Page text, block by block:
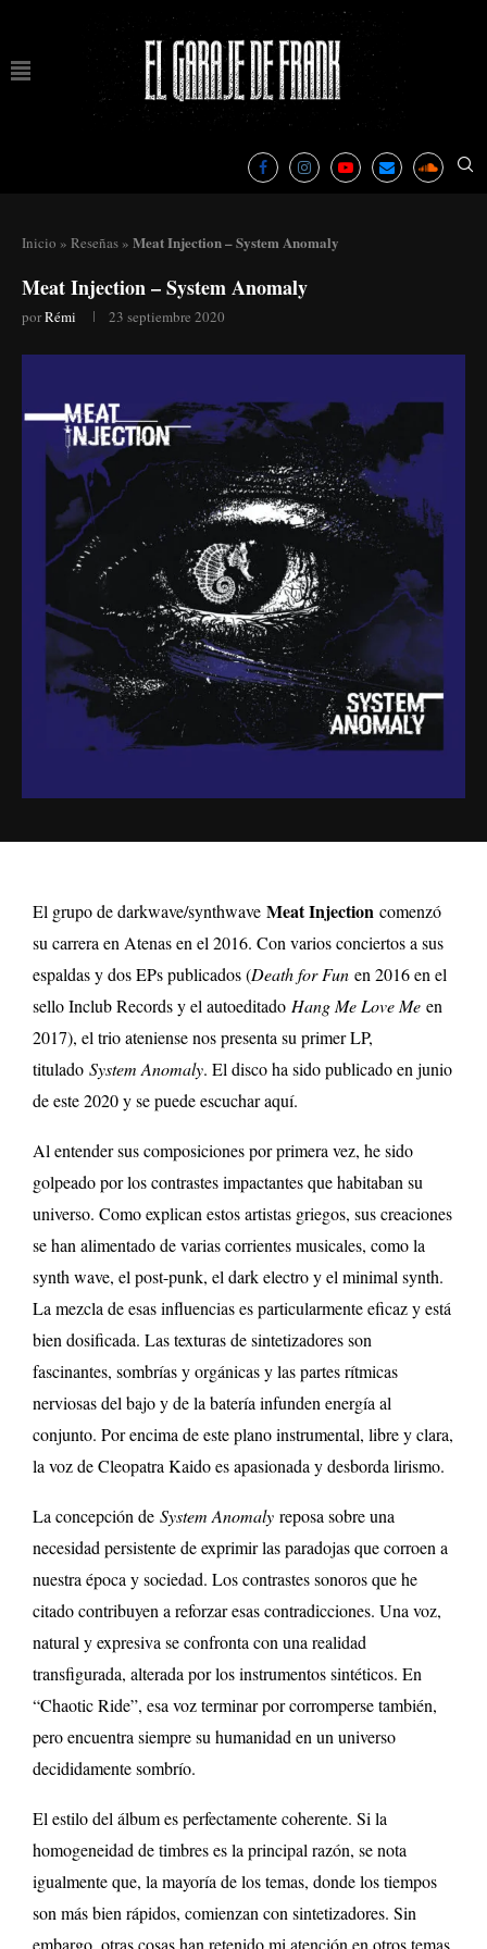
Inicio » Reseñas » Meat Injection – System Anomaly
Meat Injection – System Anomaly
porRémi 23 septiembre 2020
El grupo de darkwave/synthwave Meat Injection comenzó
su carrera en Atenas en el 2016. Con varios conciertos a sus
espaldas y dos EPs publicados (Death for Fun en 2016 en el
sello Inclub Records y el autoeditado Hang Me Love Me en
2017), el trio ateniense nos presenta su primer LP,
titulado System Anomaly. El disco ha sido publicado en junio
de este 2020 y se puede escuchar aquí.
Al entender sus composiciones por primera vez, he sido
golpeado por los contrastes impactantes que habitaban su
universo. Como explican estos artistas griegos, sus creaciones
se han alimentado de varias corrientes musicales, como la
synth wave, el post-punk, el dark electro y el minimal synth.
La mezcla de esas influencias es particularmente eficaz y está
bien dosificada. Las texturas de sintetizadores son
fascinantes, sombrías y orgánicas y las partes rítmicas
nerviosas del bajo y de la batería infunden energía al
conjunto. Por encima de este plano instrumental, libre y clara,
la voz de Cleopatra Kaido es apasionada y desborda lirismo.
La concepción de System Anomaly reposa sobre una
necesidad persistente de exprimir las paradojas que corroen a
nuestra época y sociedad. Los contrastes sonoros que he
citado contribuyen a reforzar esas contradicciones. Una voz,
natural y expresiva se confronta con una realidad
transfigurada, alterada por los instrumentos sintéticos. En
“Chaotic Ride”, esa voz terminar por corromperse también,
pero encuentra siempre su humanidad en un universo
decididamente sombrío.
El estilo del álbum es perfectamente coherente. Si la
homogeneidad de timbres es la principal razón, se nota
igualmente que, la mayoría de los temas, donde los tiempos
son más bien rápidos, comienzan con sintetizadores. Sin
embargo, otras cosas han retenido mi atención en otros temas.